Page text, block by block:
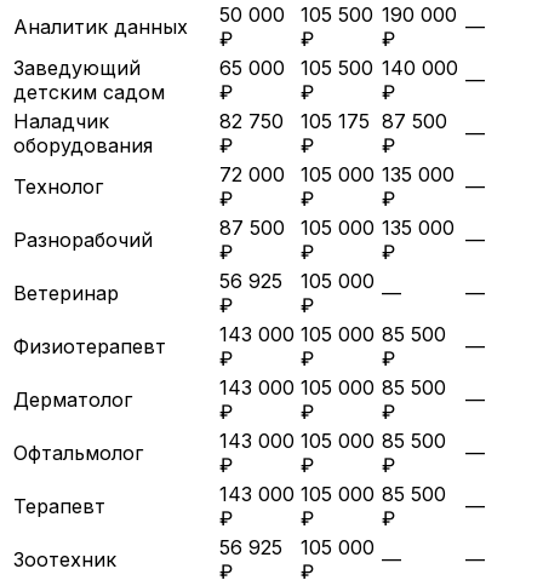
Аналитик данных
50 000
₽
105 500
₽
190 000
₽
—
Заведующий
детским садом
65 000
₽
105 500
₽
140 000
₽
—
Наладчик
оборудования
82 750
₽
105 175
₽
87 500
₽
—
Технолог
72 000
₽
105 000
₽
135 000
₽
—
Разнорабочий
87 500
₽
105 000
₽
135 000
₽
—
Ветеринар
56 925
₽
105 000
₽
— —
Физиотерапевт
143 000
₽
105 000
₽
85 500
₽
—
Дерматолог
143 000
₽
105 000
₽
85 500
₽
—
Офтальмолог
143 000
₽
105 000
₽
85 500
₽
—
Терапевт
143 000
₽
105 000
₽
85 500
₽
—
Зоотехник
56 925
₽
105 000
₽
— —